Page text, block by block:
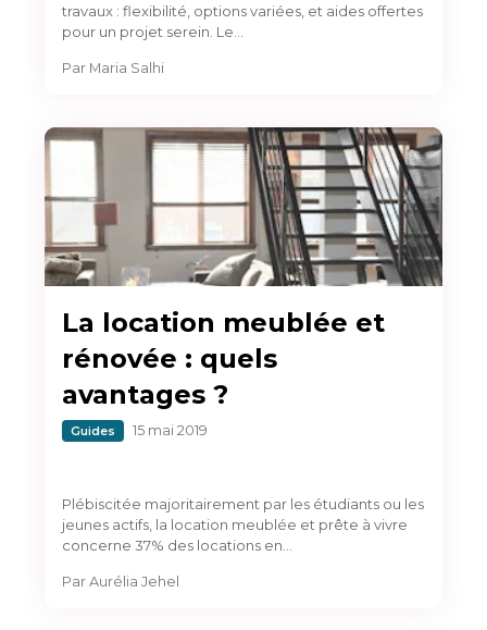
travaux : flexibilité, options variées, et aides offertes
pour un projet serein. Le…
Par Maria Salhi
La location meublée et
rénovée : quels
avantages ?
Guides 15 mai 2019
Plébiscitée majoritairement par les étudiants ou les
jeunes actifs, la location meublée et prête à vivre
concerne 37% des locations en…
Par Aurélia Jehel